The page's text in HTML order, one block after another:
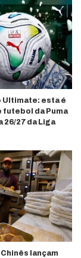
Ultimate: esta é
futebol da Puma
26/27 da Liga
lançam